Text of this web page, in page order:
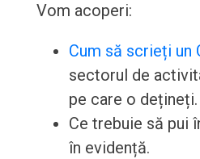
Vom acoperi:
Cum să scrieți un
sectorul de
pe care o dețineți.
Ce trebuie să pui
în evidență.